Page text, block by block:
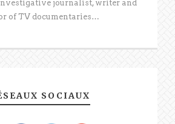
journalist, writer and
of TV documentaries…
SOCIAUX